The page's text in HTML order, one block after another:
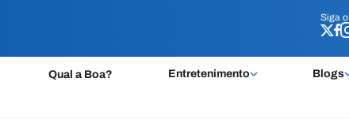
Siga o
Qual a Boa? Entretenimento Blogs
Siga o